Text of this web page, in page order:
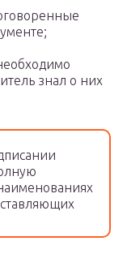
знал о них